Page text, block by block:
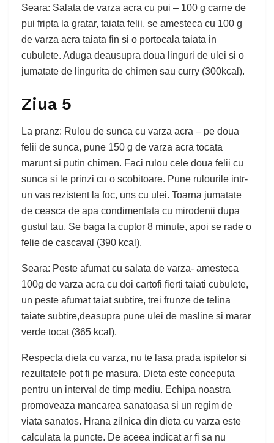
Seara: Salata de varza acra cu pui – 100 g carne de
pui fripta la gratar, taiata felii, se amesteca cu 100 g
de varza acra taiata fin si o portocala taiata in
cubulete. Aduga deausupra doua linguri de ulei si o
jumatate de lingurita de chimen sau curry (300kcal).
Ziua 5
La pranz: Rulou de sunca cu varza acra – pe doua
felii de sunca, pune 150 g de varza acra tocata
marunt si putin chimen. Faci rulou cele doua felii cu
sunca si le prinzi cu o scobitoare. Pune rulourile intr-
un vas rezistent la foc, uns cu ulei. Toarna jumatate
de ceasca de apa condimentata cu mirodenii dupa
gustul tau. Se baga la cuptor 8 minute, apoi se rade o
felie de cascaval (390 kcal).
Seara: Peste afumat cu salata de varza- amesteca
100g de varza acra cu doi cartofi fierti taiati cubulete,
un peste afumat taiat subtire, trei frunze de telina
taiate subtire,deasupra pune ulei de masline si marar
verde tocat (365 kcal).
Respecta dieta cu varza, nu te lasa prada ispitelor si
rezultatele pot fi pe masura. Dieta este conceputa
pentru un interval de timp mediu. Echipa noastra
promoveaza mancarea sanatoasa si un regim de
viata sanatos. Hrana zilnica din dieta cu varza este
calculata la puncte. De aceea indicat ar fi sa nu